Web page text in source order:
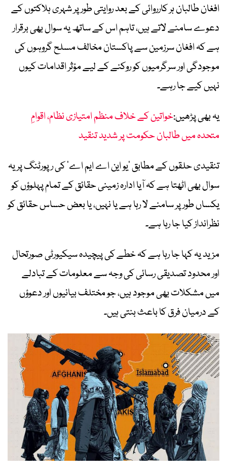
افغان طالبان ہر کارروائی کے بعد روایتی طور پر شہری ہلاکتوں کے
دعوے سامنے لاتے ہیں، تاہم اس کے ساتھ یہ سوال بھی برقرار
ہے کہ افغان سرزمین سے پاکستان مخالف مسلح گروہوں کی
موجودگی اور سرگرمیوں کو روکنے کے لیے مؤثر اقدامات کیوں
نہیں کیے جا رہے۔
یہ بھی پڑھیں:خواتین کے خلاف منظم امتیازی نظام، اقوامِ
متحدہ میں طالبان حکومت پر شدید تنقید
تنقیدی حلقوں کے مطابق ’یو این اے ایم اے‘ کی رپورٹنگ پر یہ
سوال بھی اٹھتا ہے کہ آیا ادارہ زمینی حقائق کے تمام پہلوؤں کو
یکساں طور پر سامنے لا رہا ہے یا نہیں، یا بعض حساس حقائق کو
نظرانداز کیا جا رہا ہے۔
مزید یہ کہا جا رہا ہے کہ خطے کی پیچیدہ سیکیورٹی صورتحال
اور محدود تصدیقی رسائی کی وجہ سے معلومات کے تبادلے
میں مشکلات بھی موجود ہیں، جو مختلف بیانیوں اور دعوؤں
کے درمیان فرق کا باعث بنتی ہیں۔